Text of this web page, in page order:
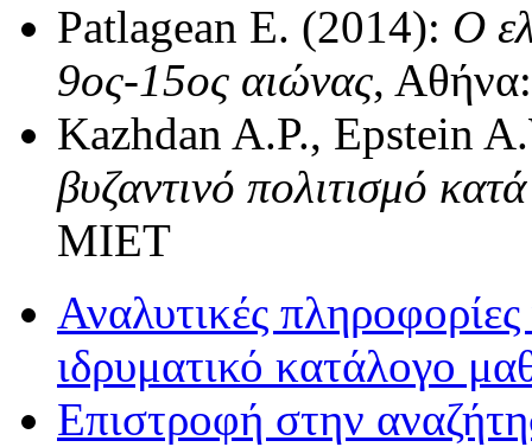
Patlagean E. (2014): Ο
9ος-15ος αιώνας,
Kazhdan A.P., Epstein
βυζαντινό πολιτισμό
ΜΙΕΤ
Αναλυτικές
ιδρυματικό κατάλογο
Επιστροφή στην